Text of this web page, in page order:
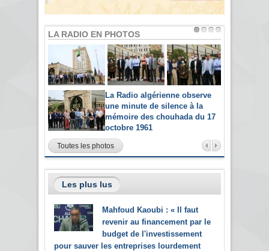
LA RADIO EN PHOTOS
La Radio algérienne observe
une minute de silence à la
mémoire des chouhada du 17
octobre 1961
Toutes les photos
Les plus lus
Mahfoud Kaoubi : « Il faut
revenir au financement par le
budget de l'investissement
pour sauver les entreprises lourdement